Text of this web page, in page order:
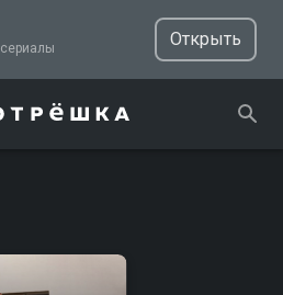
ТВ, фильмы и сериалы
Открыть